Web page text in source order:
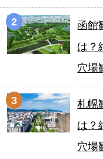
2
函館
は？
穴場
3
札幌
は？
穴場